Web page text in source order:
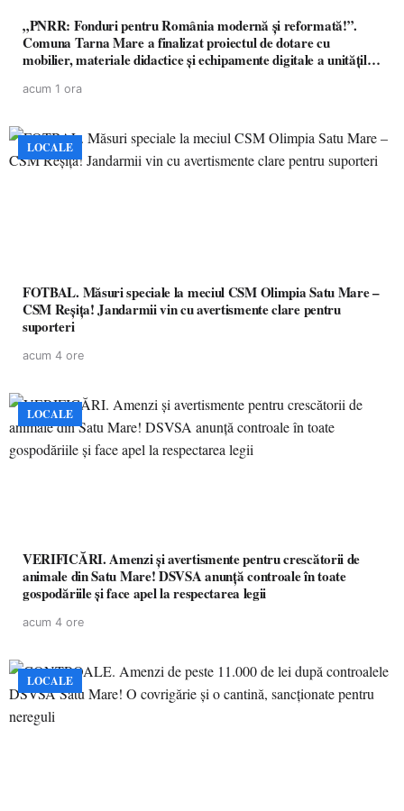
„PNRR: Fonduri pentru România modernă și reformată!”.
Comuna Tarna Mare a finalizat proiectul de dotare cu
mobilier, materiale didactice și echipamente digitale a unităților
acum 1 ora
LOCALE
FOTBAL. Măsuri speciale la meciul CSM Olimpia Satu Mare –
CSM Reșița! Jandarmii vin cu avertismente clare pentru
suporteri
acum 4 ore
LOCALE
VERIFICĂRI. Amenzi și avertismente pentru crescătorii de
animale din Satu Mare! DSVSA anunță controale în toate
gospodăriile și face apel la respectarea legii
acum 4 ore
LOCALE